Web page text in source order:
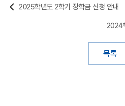
2025학년도 2학기 장학금 신청 안내
목록
2024